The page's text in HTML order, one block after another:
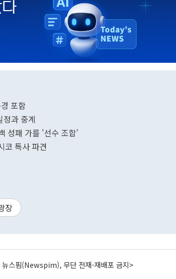
포함
과 중계
성패 가를 '선수 조합'
코 특사 파견
장
뉴스핌(Newspim), 무단 전재-재배포 금지>